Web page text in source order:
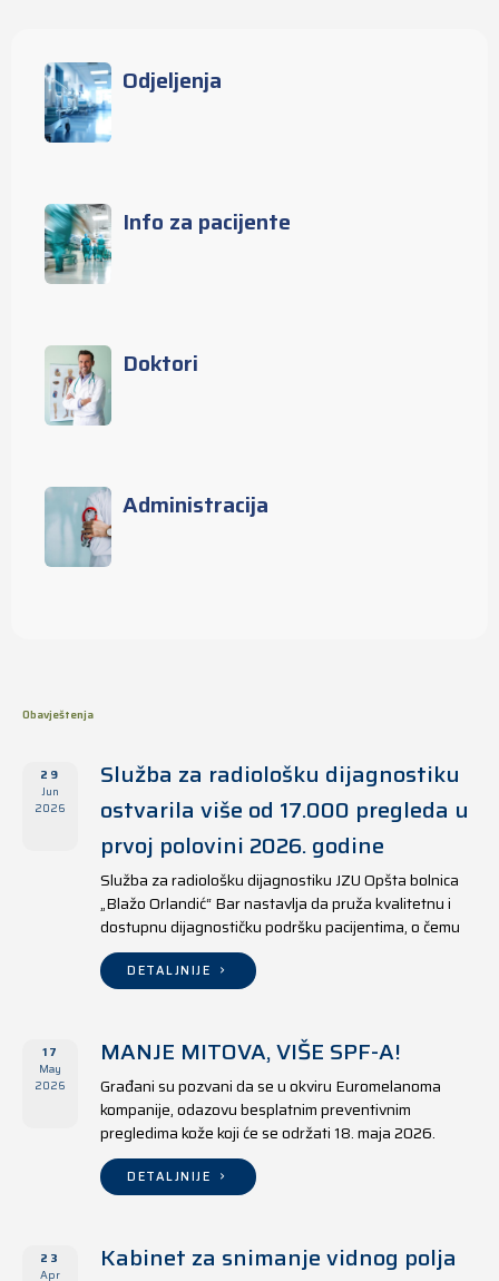
Odjeljenja
Info za pacijente
Doktori
Administracija
Obavještenja
29
Jun
2026
Služba za radiološku dijagnostiku
ostvarila više od 17.000 pregleda u
prvoj polovini 2026. godine
Služba za radiološku dijagnostiku JZU Opšta bolnica
„Blažo Orlandić“ Bar nastavlja da pruža kvalitetnu i
dostupnu dijagnostičku podršku pacijentima, o čemu
svjedoče i rezultati ostvareni u periodu od 1. januara
do 17. juna 2026. godine.
DETALJNIJE
17
May
2026
MANJE MITOVA, VIŠE SPF-A!
Građani su pozvani da se u okviru Euromelanoma
kompanije, odazovu besplatnim preventivnim
pregledima kože koji će se održati 18. maja 2026.
godine u jedanaest opština širom Crne Gore, kako u
državnim tako i u privatnim zdravstvenim ustanovama.
DETALJNIJE
23
Apr
Kabinet za snimanje vidnog polja